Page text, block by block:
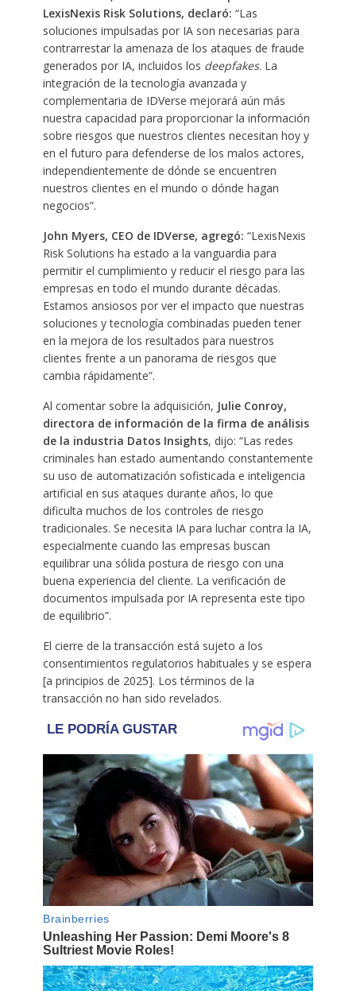
LexisNexis Risk Solutions, declaró: “Las
soluciones impulsadas por IA son necesarias para
contrarrestar la amenaza de los ataques de fraude
generados por IA, incluidos los deepfakes. La
integración de la tecnología avanzada y
complementaria de IDVerse mejorará aún más
nuestra capacidad para proporcionar la información
sobre riesgos que nuestros clientes necesitan hoy y
en el futuro para defenderse de los malos actores,
independientemente de dónde se encuentren
nuestros clientes en el mundo o dónde hagan
negocios”.
John Myers, CEO de IDVerse, agregó: “LexisNexis
Risk Solutions ha estado a la vanguardia para
permitir el cumplimiento y reducir el riesgo para las
empresas en todo el mundo durante décadas.
Estamos ansiosos por ver el impacto que nuestras
soluciones y tecnología combinadas pueden tener
en la mejora de los resultados para nuestros
clientes frente a un panorama de riesgos que
cambia rápidamente”.
Al comentar sobre la adquisición, Julie Conroy,
directora de información de la firma de análisis
de la industria Datos Insights, dijo: “Las redes
criminales han estado aumentando constantemente
su uso de automatización sofisticada e inteligencia
artificial en sus ataques durante años, lo que
dificulta muchos de los controles de riesgo
tradicionales. Se necesita IA para luchar contra la IA,
especialmente cuando las empresas buscan
equilibrar una sólida postura de riesgo con una
buena experiencia del cliente. La verificación de
documentos impulsada por IA representa este tipo
de equilibrio”.
El cierre de la transacción está sujeto a los
consentimientos regulatorios habituales y se espera
[a principios de 2025]. Los términos de la
transacción no han sido revelados.